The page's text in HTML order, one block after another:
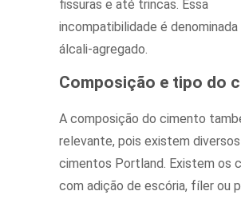
fissuras e até trincas. Essa
incompatibilidade é denominada
álcali-agregado.
Composição e tipo do
A composição do cimento
relevante, pois existem
cimentos Portland. Existem os
com adição de escória, fíler ou